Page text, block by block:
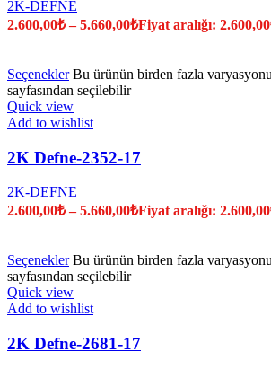
2K-DEFNE
2.600,00₺ –5.660,00₺Fiyat aralığı:
Seçenekler Bu ürünün birden fazla
sayfasından seçilebilir
Quick view
Add to wishlist
2K Defne-2352-17
2K-DEFNE
2.600,00₺ –5.660,00₺Fiyat aralığı:
Seçenekler Bu ürünün birden fazla
sayfasından seçilebilir
Quick view
Add to wishlist
2K Defne-2681-17